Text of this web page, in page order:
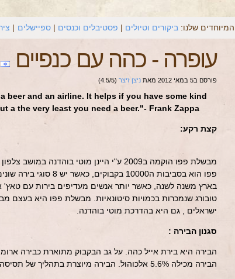
המיוחדים שלנו: ביקורים וטיולים פסטיבלים וכנסים ספיישלים
עופרה - כהה עם כנפיים
פורסם ב5 במאי 2012 מאת ניצן זיצר (
4.5/5
)
beer and an airline. It helps if you have some kind
a the very least you need a beer."- Frank Zappa
קצת רקע:
מבשלת פפו הוקמה ב2009 ע"י היינן מוטי
פפו הוא בסביבות
בארץ משנה לשנה, כאשר יותר אנשים מעדיפים בירות עם טאץ'
טובורג שנמכרות בכמויות סיטונאיות. מבשלת פפו היא בעצם
ישראלים , גם היא בהדרכת מוטי בוהדנה.
סגנון הבירה :
הבירה היא בירת אייל כהה. על גב הבקבוק מתוארת כבירה
הבירה מכילה 5.6% אלכוהול. הבירה מיוצרת בתהליך של תסיסה עילית ותסיסה שניה בבקבוק עצמו.